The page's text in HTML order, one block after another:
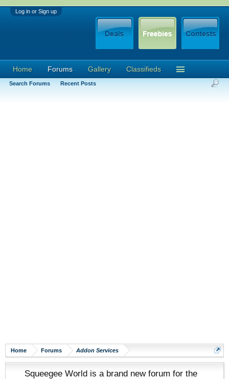
Log in or Sign up
Home Forums Addon Services
Squeegee World is a brand new forum for the
Home Forums
Search Forums Recent Posts
Gallery Classifieds